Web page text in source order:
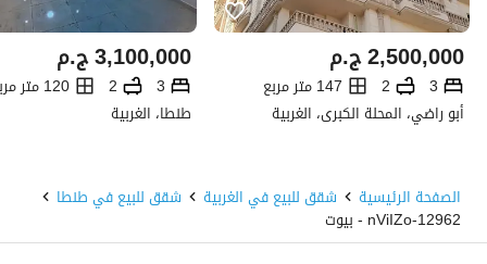
ج.م2,500,000
3
2
147 متر مربع
أبو راضي، المحلة الكبرى، الغربية
ج.م3,100,000
3
2
120 متر مربع
طنطا، الغربية
الصفحة الرئيسية شقق للبيع في الغربية شقق للبيع في طنطا
12962-nViIZo - بيوت